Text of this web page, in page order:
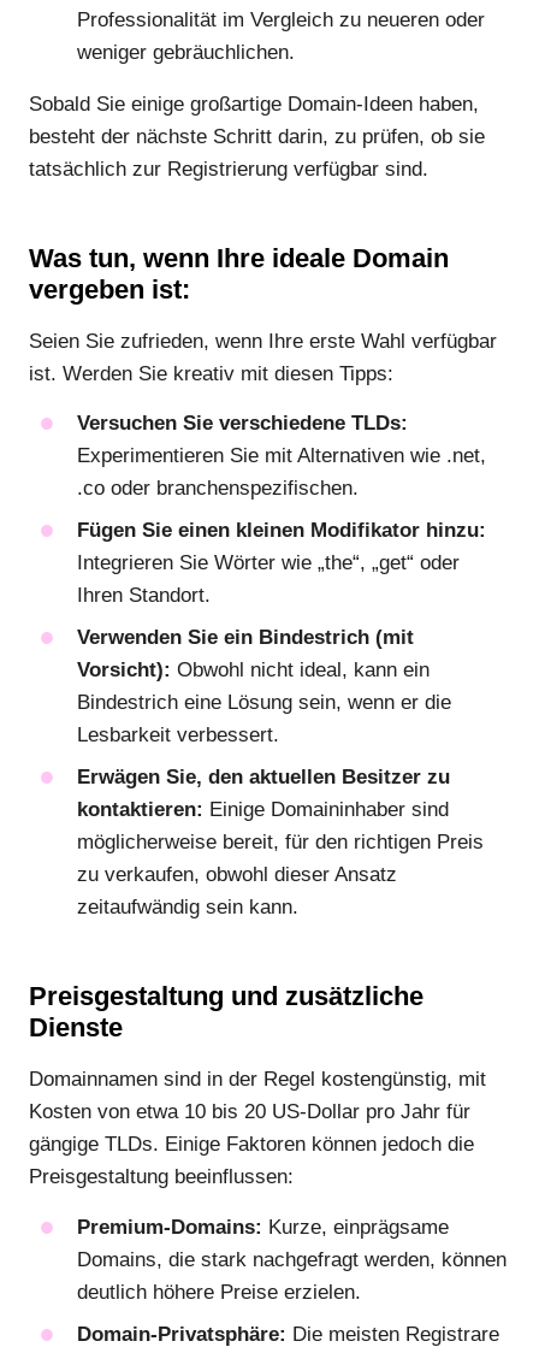
Professionalität im Vergleich zu neueren oder
weniger gebräuchlichen.
Sobald Sie einige großartige Domain-Ideen haben,
besteht der nächste Schritt darin, zu prüfen, ob sie
tatsächlich zur Registrierung verfügbar sind.
Was tun, wenn Ihre ideale Domain
vergeben ist:
Seien Sie zufrieden, wenn Ihre erste Wahl verfügbar
ist. Werden Sie kreativ mit diesen Tipps:
Versuchen Sie verschiedene TLDs:
Experimentieren Sie mit Alternativen wie .net,
.co oder branchenspezifischen.
Fügen Sie einen kleinen Modifikator hinzu:
Integrieren Sie Wörter wie „the“, „get“ oder
Ihren Standort.
Verwenden Sie ein Bindestrich (mit
Vorsicht): Obwohl nicht ideal, kann ein
Bindestrich eine Lösung sein, wenn er die
Lesbarkeit verbessert.
Erwägen Sie, den aktuellen Besitzer zu
kontaktieren: Einige Domaininhaber sind
möglicherweise bereit, für den richtigen Preis
zu verkaufen, obwohl dieser Ansatz
zeitaufwändig sein kann.
Preisgestaltung und zusätzliche
Dienste
Domainnamen sind in der Regel kostengünstig, mit
Kosten von etwa 10 bis 20 US-Dollar pro Jahr für
gängige TLDs. Einige Faktoren können jedoch die
Preisgestaltung beeinflussen:
Premium-Domains: Kurze, einprägsame
Domains, die stark nachgefragt werden, können
deutlich höhere Preise erzielen.
Domain-Privatsphäre: Die meisten Registrare